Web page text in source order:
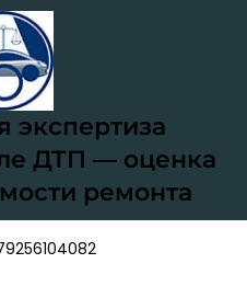
экспертиза
ДТП — оценка
ремонта